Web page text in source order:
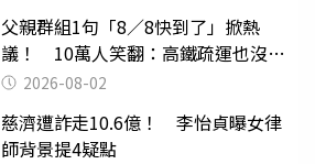
父親群組1句「8／8快到了」掀熱
議！ 10萬人笑翻：高鐵疏運也沒列
父親節
2026-08-02
慈濟遭詐走10.6億！ 李怡貞曝女律
師背景提4疑點